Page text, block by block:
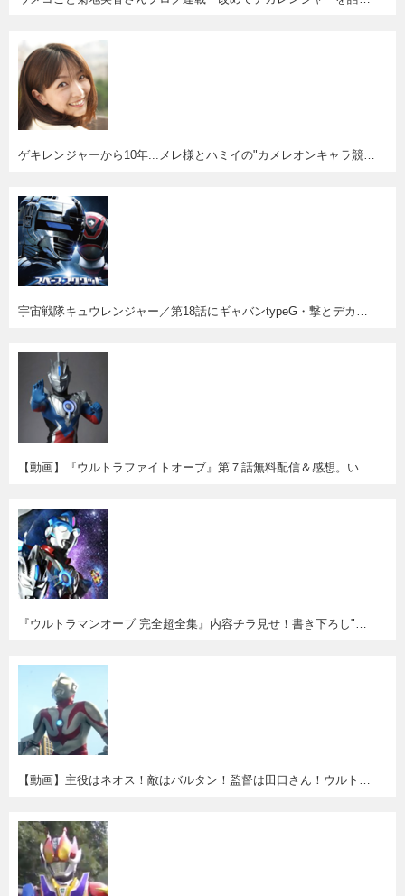
ゲキレンジャーから10年...メレ様とハミイの"カメレオンキャラ競演"が見たい！
宇宙戦隊キュウレンジャー／第18話にギャバンtypeG・撃とデカレッド・バン＆センちゃん・ウメコ登場！
【動画】『ウルトラファイトオーブ』第７話無料配信＆感想。いよいよラス前。ゼロとオーブの兄弟(!?)バトルが燃える！
『ウルトラマンオーブ 完全超全集』内容チラ見せ！書き下ろし"オーブクロニクル〈年代記〉"が面白そう！
【動画】主役はネオス！敵はバルタン！監督は田口さん！ウルトラ愛あふれる台湾の新作MV"MAYDAY『Life Of Planet』"